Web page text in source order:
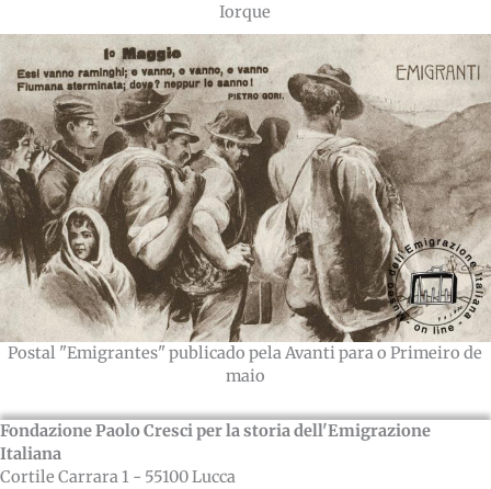
Iorque
Postal "Emigrantes" publicado pela Avanti para o Primeiro de
maio
Fondazione Paolo Cresci per la storia dell'Emigrazione
Italiana
Cortile Carrara 1 - 55100 Lucca